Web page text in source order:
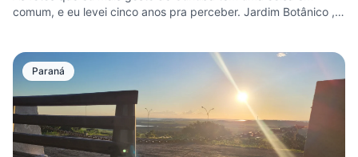
comum, e eu levei cinco anos pra perceber. Jardim Botânico ,…
Paraná